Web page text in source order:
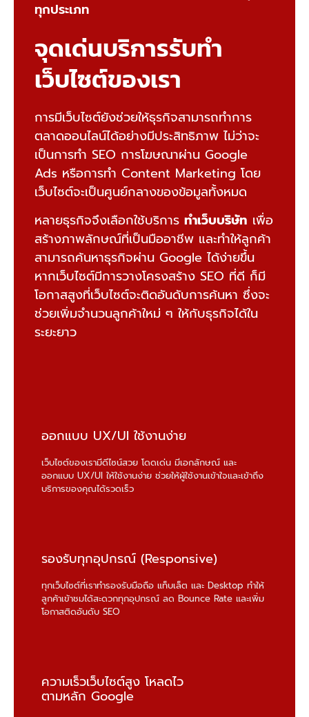
ทุกประเภท
จุดเด่นบริการรับทำ
เว็บไซต์ของเรา
การมีเว็บไซต์ยังช่วยให้ธุรกิจสามารถทำการ
ตลาดออนไลน์ได้อย่างมีประสิทธิภาพ ไม่ว่าจะ
เป็นการทำ SEO การโฆษณาผ่าน Google
Ads หรือการทำ Content Marketing โดย
เว็บไซต์จะเป็นศูนย์กลางของข้อมูลทั้งหมด
หลายธุรกิจจึงเลือกใช้บริการ ทำเว็บบริษัท เพื่อ
สร้างภาพลักษณ์ที่เป็นมืออาชีพ และทำให้ลูกค้า
สามารถค้นหาธุรกิจผ่าน Google ได้ง่ายขึ้น
หากเว็บไซต์มีการวางโครงสร้าง SEO ที่ดี ก็มี
โอกาสสูงที่เว็บไซต์จะติดอันดับการค้นหา ซึ่งจะ
ช่วยเพิ่มจำนวนลูกค้าใหม่ ๆ ให้กับธุรกิจได้ใน
ระยะยาว
ออกแบบ UX/UI ใช้งานง่าย
เว็บไซต์ของเรามีดีไซน์สวย โดดเด่น มีเอกลักษณ์ และ
ออกแบบ UX/UI ให้ใช้งานง่าย ช่วยให้ผู้ใช้งานเข้าใจและเข้าถึง
บริการของคุณได้รวดเร็ว
รองรับทุกอุปกรณ์ (Responsive)
ทุกเว็บไซต์ที่เราทำรองรับมือถือ แท็บเล็ต และ Desktop ทำให้
ลูกค้าเข้าชมได้สะดวกทุกอุปกรณ์ ลด Bounce Rate และเพิ่ม
โอกาสติดอันดับ SEO
ความเร็วเว็บไซต์สูง โหลดไว
ตามหลัก Google